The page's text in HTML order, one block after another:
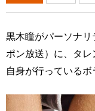
黒木瞳がパーソナ
ポン放送）に、タレ
自身が行っているボ